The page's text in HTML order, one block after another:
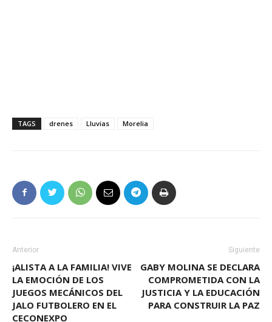
TAGS drenes Lluvias Morelia
Anterior
¡ALISTA A LA FAMILIA! VIVE
LA EMOCIÓN DE LOS
JUEGOS MECÁNICOS DEL
JALO FUTBOLERO EN EL
CECONEXPO
Siguiente
GABY MOLINA SE DECLARA
COMPROMETIDA CON LA
JUSTICIA Y LA EDUCACIÓN
PARA CONSTRUIR LA PAZ